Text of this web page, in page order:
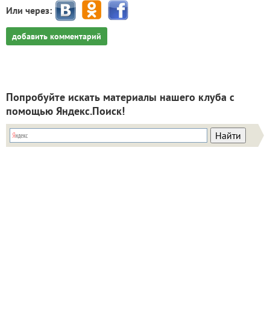
Или через:
добавить комментарий
Попробуйте искать материалы нашего клуба с
помощью Яндекс.Поиск!